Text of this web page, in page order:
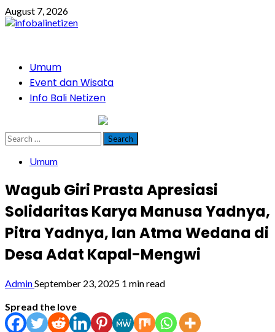
Skip
to
August 7, 2026
PrimaryUmum
Event dan Wisata
Info Bali Netizen
Search
for:
Umum
Wagub Giri Prasta Apresiasi
Solidaritas Karya Manusa Yadnya,
Pitra Yadnya, lan Atma Wedana di
Desa Adat Kapal-Mengwi
AdminSeptember 23, 2025 1 min read
Spread the love